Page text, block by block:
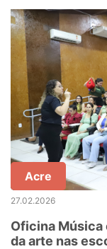
Acre
27.02.2026
Oficina Música
da arte nas